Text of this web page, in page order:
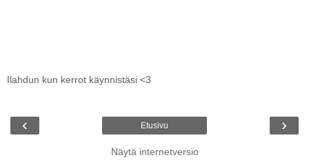
Ilahdun kun kerrot käynnistäsi <3
‹ ›
Etusivu
Näytä internetversio